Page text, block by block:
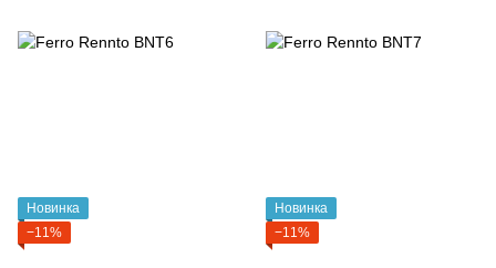
Новинка
−11%
Новинка
−11%